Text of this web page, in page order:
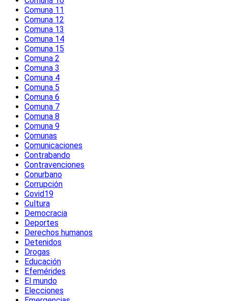
Comuna 11
Comuna 12
Comuna 13
Comuna 14
Comuna 15
Comuna 2
Comuna 3
Comuna 4
Comuna 5
Comuna 6
Comuna 7
Comuna 8
Comuna 9
Comunas
Comunicaciones
Contrabando
Contravenciones
Conurbano
Corrupción
Covid19
Cultura
Democracia
Deportes
Derechos humanos
Detenidos
Drogas
Educación
Efemérides
El mundo
Elecciones